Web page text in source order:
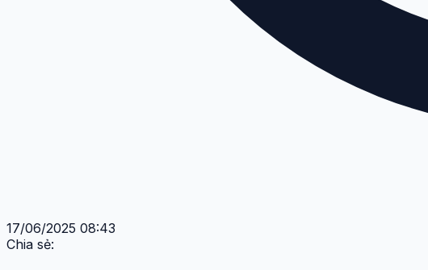
17/06/2025 08:43
Chia sẻ: